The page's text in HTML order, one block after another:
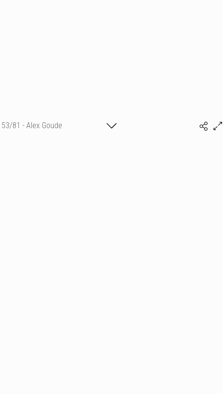
53/81 - Alex Goude
(c) matthieu camille colin